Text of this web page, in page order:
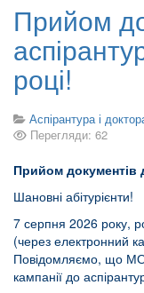
Прийом
році!
Аспірантура і
Перегляди: 62
Прийом документів
Шановні абітурієнти!
7 серпня 2026 року,
(через електронний
Повідомляємо, що
кампанії до